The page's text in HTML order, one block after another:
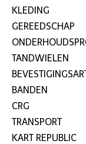
KLEDING
GEREEDSCHAP
TANDWIELEN
BANDEN
CRG
TRANSPORT
KART REPUBLIC